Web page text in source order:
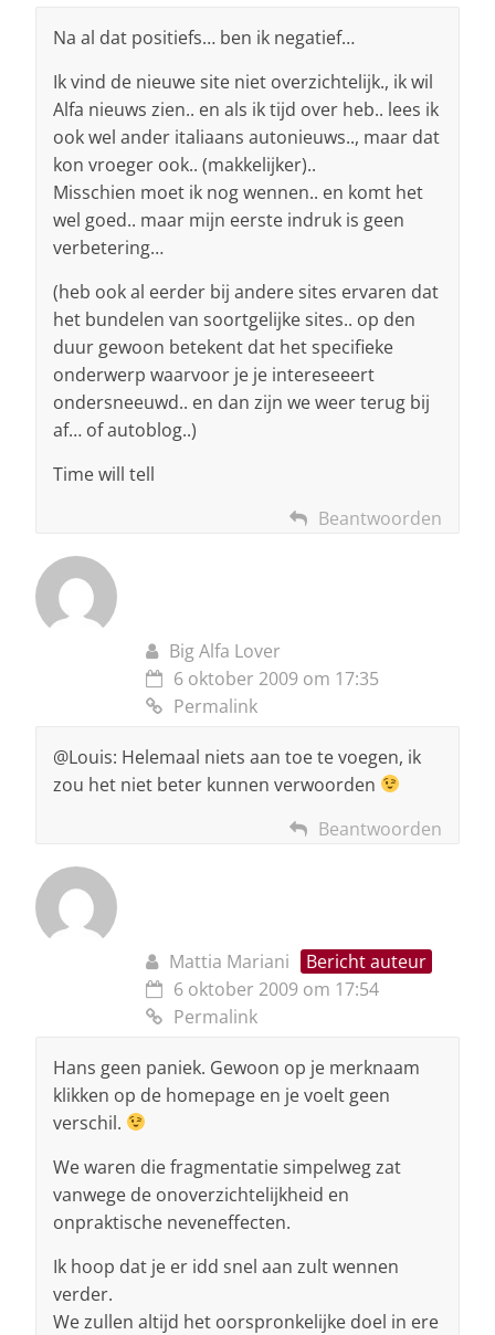
Na al dat positiefs… ben ik negatief…
Ik vind de nieuwe site niet overzichtelijk., ik wil
Alfa nieuws zien.. en als ik tijd over heb.. lees ik
ook wel ander italiaans autonieuws.., maar dat
kon vroeger ook.. (makkelijker)..
Misschien moet ik nog wennen.. en komt het
wel goed.. maar mijn eerste indruk is geen
verbetering…
(heb ook al eerder bij andere sites ervaren dat
het bundelen van soortgelijke sites.. op den
duur gewoon betekent dat het specifieke
onderwerp waarvoor je je intereseeert
ondersneeuwd.. en dan zijn we weer terug bij
af… of autoblog..)
Time will tell
Beantwoorden
Big Alfa Lover
6 oktober 2009 om 17:35
Permalink
@Louis: Helemaal niets aan toe te voegen, ik
zou het niet beter kunnen verwoorden
Beantwoorden
Mattia Mariani
Bericht auteur
6 oktober 2009 om 17:54
Permalink
Hans geen paniek. Gewoon op je merknaam
klikken op de homepage en je voelt geen
verschil.
We waren die fragmentatie simpelweg zat
vanwege de onoverzichtelijkheid en
onpraktische neveneffecten.
Ik hoop dat je er idd snel aan zult wennen
verder.
We zullen altijd het oorspronkelijke doel in ere